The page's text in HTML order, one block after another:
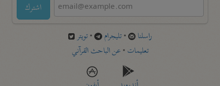
اشترك
راسلنا •تليجرام •تويتر
تعليمات •عن الباحث القرآني